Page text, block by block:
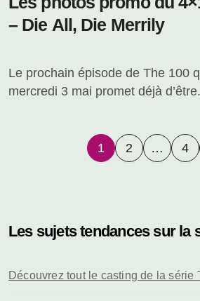
– Die All, Die Merrily
Le prochain épisode de The 100 qui sera diffusé
mercredi 3 mai promet déjà
Pagination
1 2 … 4
Les sujets tendances sur la
Découvrez tout le casting de la série